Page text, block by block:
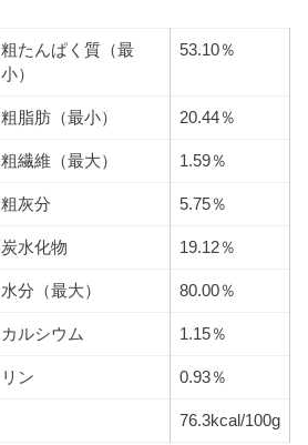
粗たんぱく質（最
小）
53.10％
粗脂肪（最小） 20.44％
粗繊維（最大） 1.59％
粗灰分 5.75％
炭水化物 19.12％
水分（最大） 80.00％
カルシウム 1.15％
リン 0.93％
76.3kcal/100g